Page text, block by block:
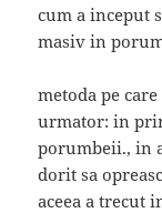
cum a inceput
masiv in
metoda pe
urmator: in
porumbeii., in
dorit sa
aceea a trecut